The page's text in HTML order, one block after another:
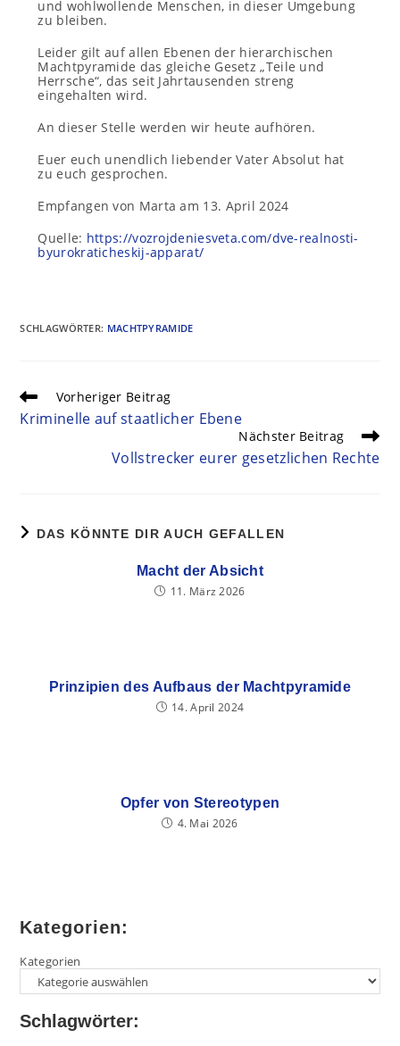
und wohlwollende Menschen, in dieser Umgebung
zu bleiben.
Leider gilt auf allen Ebenen der hierarchischen
Machtpyramide das gleiche Gesetz „Teile und
Herrsche“, das seit Jahrtausenden streng
eingehalten wird.
An dieser Stelle werden wir heute aufhören.
Euer euch unendlich liebender Vater Absolut hat
zu euch gesprochen.
Empfangen von Marta am 13. April 2024
Quelle: https://vozrojdeniesveta.com/dve-realnosti-
byurokraticheskij-apparat/
SCHLAGWÖRTER: MACHTPYRAMIDE
Vorheriger Beitrag
Kriminelle auf staatlicher Ebene
Nächster Beitrag
Vollstrecker eurer gesetzlichen Rechte
DAS KÖNNTE DIR AUCH GEFALLEN
Macht der Absicht
11. März 2026
Prinzipien des Aufbaus der Machtpyramide
14. April 2024
Opfer von Stereotypen
4. Mai 2026
Kategorien:
Kategorien
Schlagwörter: